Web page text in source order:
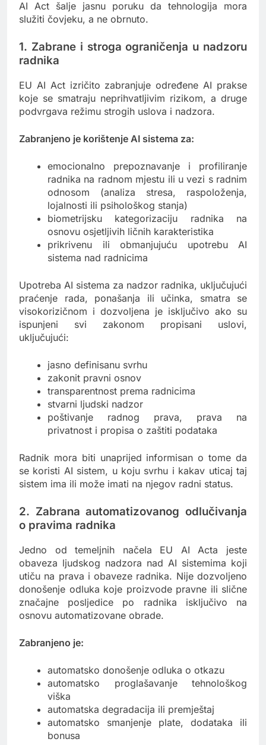
AI Act šalje jasnu poruku da tehnologija mora
služiti čovjeku, a ne obrnuto.
1. Zabrane i stroga ograničenja u nadzoru
radnika
EU AI Act izričito zabranjuje određene AI prakse
koje se smatraju neprihvatljivim rizikom, a druge
podvrgava režimu strogih uslova i nadzora.
Zabranjeno je korištenje AI sistema za:
emocionalno prepoznavanje i profiliranje
radnika na radnom mjestu ili u vezi s radnim
odnosom (analiza stresa, raspoloženja,
lojalnosti ili psihološkog stanja)
biometrijsku kategorizaciju radnika na
osnovu osjetljivih ličnih karakteristika
prikrivenu ili obmanjujuću upotrebu AI
sistema nad radnicima
Upotreba AI sistema za nadzor radnika, uključujući
praćenje rada, ponašanja ili učinka, smatra se
visokorizičnom i dozvoljena je isključivo ako su
ispunjeni svi zakonom propisani uslovi,
uključujući:
jasno definisanu svrhu
zakonit pravni osnov
transparentnost prema radnicima
stvarni ljudski nadzor
poštivanje radnog prava, prava na
privatnost i propisa o zaštiti podataka
Radnik mora biti unaprijed informisan o tome da
se koristi AI sistem, u koju svrhu i kakav uticaj taj
sistem ima ili može imati na njegov radni status.
2. Zabrana automatizovanog odlučivanja
o pravima radnika
Jedno od temeljnih načela EU AI Acta jeste
obaveza ljudskog nadzora nad AI sistemima koji
utiču na prava i obaveze radnika. Nije dozvoljeno
donošenje odluka koje proizvode pravne ili slične
značajne posljedice po radnika isključivo na
osnovu automatizovane obrade.
Zabranjeno je:
automatsko donošenje odluka o otkazu
automatsko proglašavanje tehnološkog
viška
automatska degradacija ili premještaj
automatsko smanjenje plate, dodataka ili
bonusa